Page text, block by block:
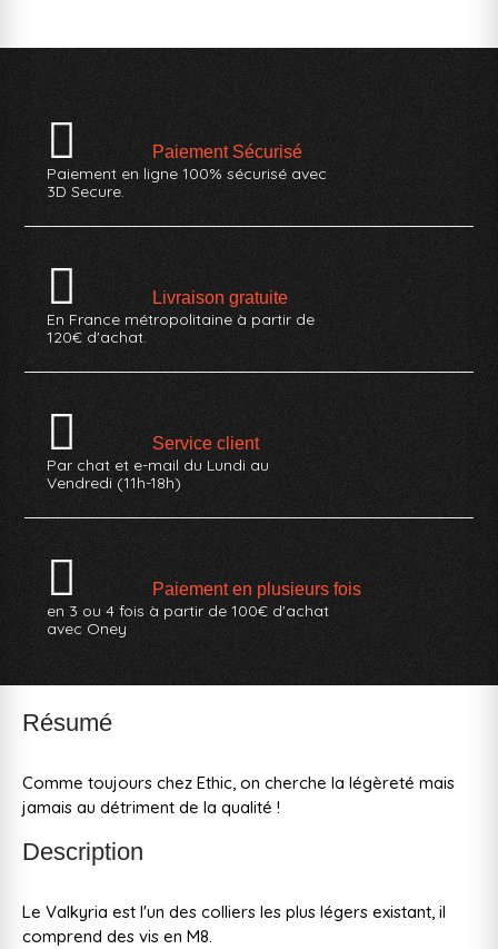
Paiement Sécurisé
Paiement en ligne 100% sécurisé avec
3D Secure.
Livraison gratuite
En France métropolitaine à partir de
120€ d'achat.
Service client
Par chat et e-mail du Lundi au
Vendredi (11h-18h)
Paiement en plusieurs fois
en 3 ou 4 fois à partir de 100€ d'achat
avec Oney
Résumé
Comme toujours chez Ethic, on cherche la légèreté mais
jamais au détriment de la qualité !
Description
Le Valkyria est l'un des colliers les plus légers existant, il
comprend des vis en M8.